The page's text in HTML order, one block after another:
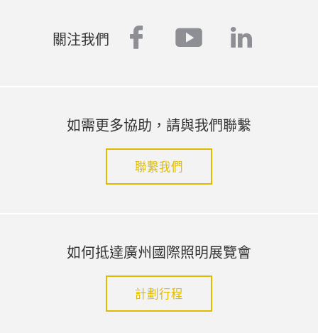
關注我們 facebook
youtube
如需更多協助，請與我們聯繫
聯繫我們
如何抵達廣州國際照明展覽會
計劃行程